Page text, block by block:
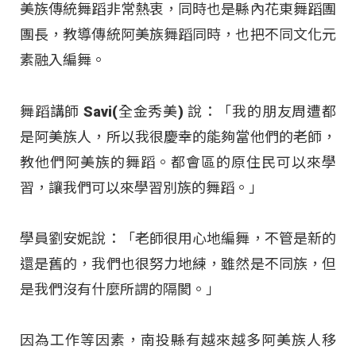
美族傳統舞蹈非常熱衷，同時也是縣內花東舞蹈團
團長，教導傳統阿美族舞蹈同時，也把不同文化元
素融入編舞。
舞蹈講師 Savi(全金秀美) 說：「我的朋友周遭都
是阿美族人，所以我很慶幸的能夠當他們的老師，
教他們阿美族的舞蹈。都會區的原住民可以來學
習，讓我們可以來學習別族的舞蹈。」
學員劉安妮說：「老師很用心地編舞，不管是新的
還是舊的，我們也很努力地練，雖然是不同族，但
是我們沒有什麼所謂的隔閡。」
因為工作等因素，南投縣有越來越多阿美族人移